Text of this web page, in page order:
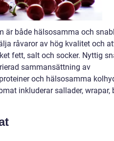
är både hälsosamma och
råvaror av hög kvalitet och
fett, salt och socker. Nyttig
sammansättning av
och hälsosamma
inkluderar sallader, wrapar,